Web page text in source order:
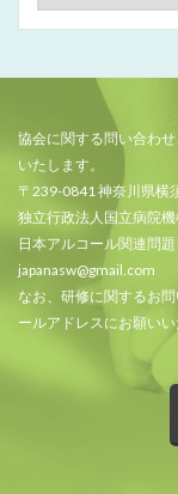
協会に関する問い合わ
いたします。
〒239-0841 神奈川県横
独立行政法人国立病院
日本アルコール関連問
japanasw@gmail.com
なお、研修に関するお
ールアドレスにお願い